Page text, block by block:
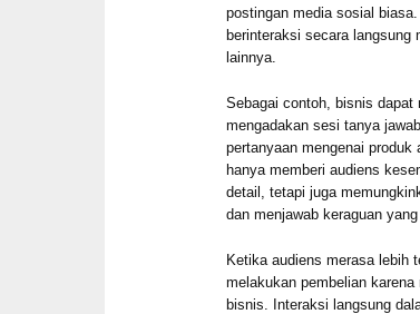
postingan media sosial
berinteraksi secara langsung
lainnya.
Sebagai contoh, bisnis dapat
mengadakan sesi tanya
pertanyaan mengenai
hanya memberi audiens
detail, tetapi juga
dan menjawab keraguan
Ketika audiens merasa lebih
melakukan pembelian
bisnis. Interaksi langsung